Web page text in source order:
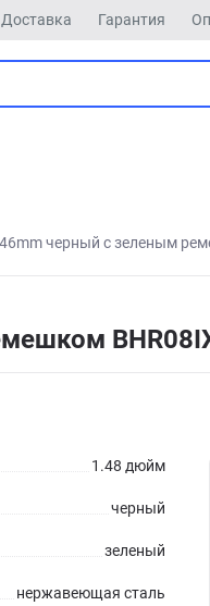
Доставка Гарантия
черный с зеленым
1.48 дюйм
черный
зеленый
нержавеющая сталь